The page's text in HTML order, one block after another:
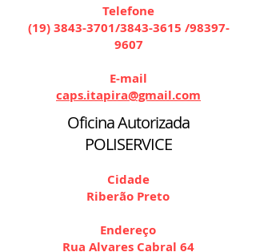
Telefone
(19) 3843-3701/3843-3615 /98397-
9607
E-mail
caps.itapira@gmail.com
Oficina Autorizada
POLISERVICE
Cidade
Riberão Preto
Endereço
Rua Alvares Cabral 64